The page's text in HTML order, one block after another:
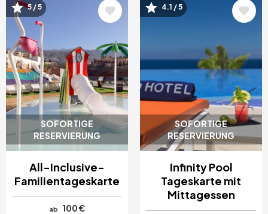
SOFORTIGE
RESERVIERUNG
Bild5 / 5
All-Inclusive-
Familientageskarte
ab 100 €
SOFORTIGE
RESERVIERUNG
Bild4.1 / 5
Infinity Pool
Tageskarte mit
Mittagessen